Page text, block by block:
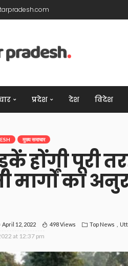
प्रदेश देश विदेश
मुख्य समाचार
होंगी पूरी
मार्गों का
April 12, 2022 498 Views Top News
at 12:37 pm